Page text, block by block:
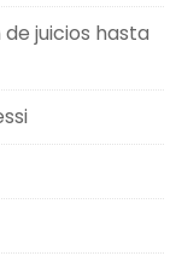
juicios hasta